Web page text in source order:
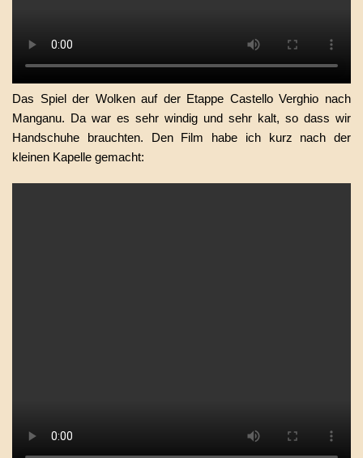
Das Spiel der Wolken auf der Etappe Castello Verghio nach
Manganu. Da war es sehr windig und sehr kalt, so dass wir
Handschuhe brauchten. Den Film habe ich kurz nach der
kleinen Kapelle gemacht: